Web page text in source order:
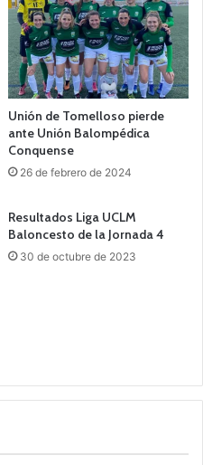
Unión de Tomelloso pierde
ante Unión Balompédica
Conquense
26 de febrero de 2024
Resultados Liga UCLM
Baloncesto de la Jornada 4
30 de octubre de 2023